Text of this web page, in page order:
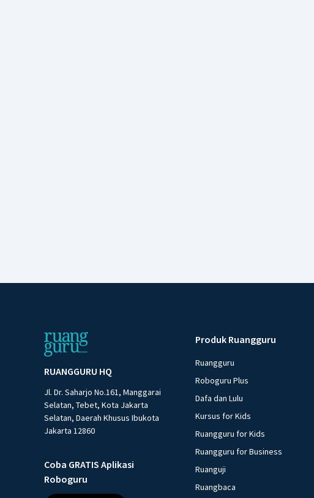
RUANGGURU HQ
Jl. Dr. Saharjo No.161, Manggarai
Selatan, Tebet, Kota Jakarta
Selatan, Daerah Khusus Ibukota
Jakarta 12860
Coba GRATIS Aplikasi
Roboguru
Produk Ruangguru
Ruangguru
Roboguru Plus
Dafa dan Lulu
Kursus for Kids
Ruangguru for Kids
Ruangguru for Business
Ruanguji
Ruangbaca